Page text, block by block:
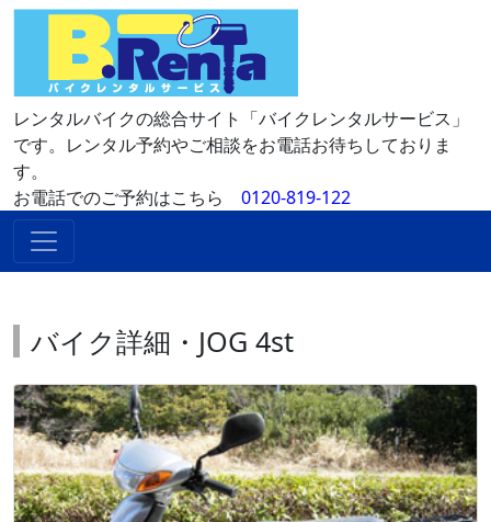
レンタルバイクの総合サイト「バイクレンタルサービス」
です。レンタル予約やご相談をお電話お待ちしておりま
す。
お電話でのご予約はこちら 0120-819-122
バイク詳細・JOG 4st